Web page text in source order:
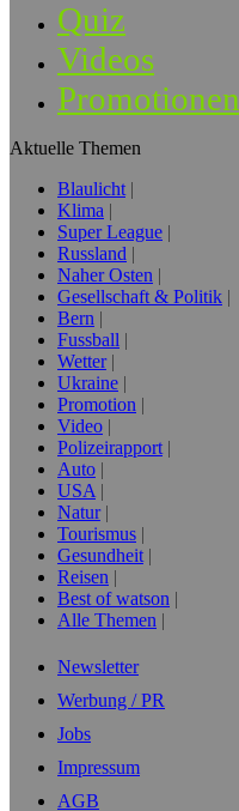
Quiz
Videos
Promotionen
Aktuelle Themen
Blaulicht
Klima
Super League
Russland
Naher Osten
Gesellschaft & Politik
Bern
Fussball
Wetter
Ukraine
Promotion
Video
Polizeirapport
Auto
USA
Natur
Tourismus
Gesundheit
Reisen
Best of watson
Alle Themen
Newsletter
Werbung / PR
Jobs
Impressum
AGB